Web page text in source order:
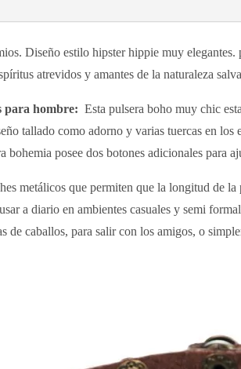
Diseño estilo hipster hippie muy
atrevidos y amantes de la naturaleza
para hombre: Esta pulsera boho muy chic
tallado como adorno y varias tuercas en
bohemia posee dos botones adicionales para
metálicos que permiten que la longitud de
a diario en ambientes casuales y semi
de caballos, para salir con los amigos, o